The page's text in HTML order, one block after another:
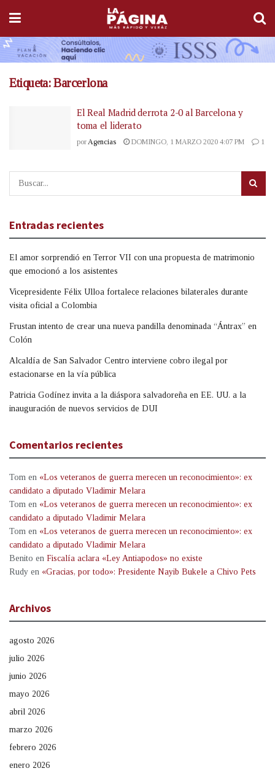
Etiqueta:Barcerlona
El Real Madrid derrota 2-0 al Barcelona y
toma el liderato
por Agencias DOMINGO, 1 MARZO 2020 4:07 PM 1
Entradas recientes
El amor sorprendió en Terror VII con una propuesta de matrimonio
que emocionó a los asistentes
Vicepresidente Félix Ulloa fortalece relaciones bilaterales durante
visita oficial a Colombia
Frustan intento de crear una nueva pandilla denominada “Ántrax” en
Colón
Alcaldía de San Salvador Centro interviene cobro ilegal por
estacionarse en la vía pública
Patricia Godínez invita a la diáspora salvadoreña en EE. UU. a la
inauguración de nuevos servicios de DUI
Comentarios recientes
Tom en «Los veteranos de guerra merecen un reconocimiento»: ex
candidato a diputado Vladimir Melara
Tom en «Los veteranos de guerra merecen un reconocimiento»: ex
candidato a diputado Vladimir Melara
Tom en «Los veteranos de guerra merecen un reconocimiento»: ex
candidato a diputado Vladimir Melara
Benito en Fiscalía aclara «Ley Antiapodos» no existe
Rudy en «Gracias, por todo»: Presidente Nayib Bukele a Chivo Pets
Archivos
agosto 2026
julio 2026
junio 2026
mayo 2026
abril 2026
marzo 2026
febrero 2026
enero 2026